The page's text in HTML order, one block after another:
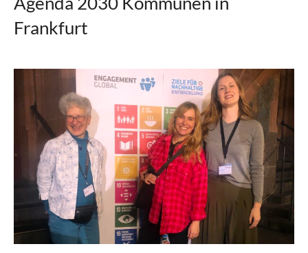
Frankfurt